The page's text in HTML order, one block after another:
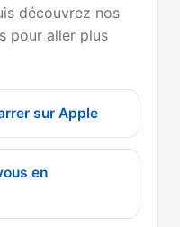
découvrez nos
pour aller plus
sur Apple
en